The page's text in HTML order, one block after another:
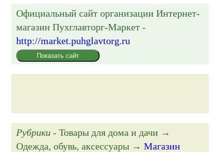
Официальный сайт организацииИнтернет-
магазин Пухглавторг-Маркет -
http://market.puhglavtorg.ru
Показать сайт
Рубрики - Товары для дома и дачи →
Одежда, обувь, аксессуары →Магазин